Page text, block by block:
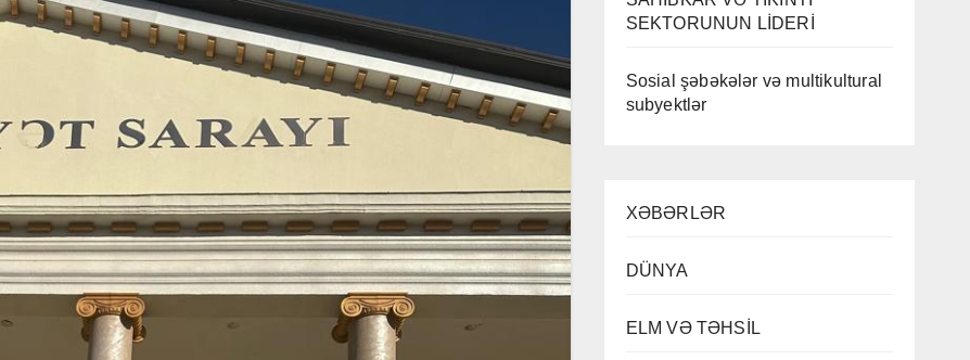
SEKTORUNUN LİDERİ
Sosial şəbəkələr və multikultural
subyektlər
XƏBƏRLƏR
DÜNYA
ELM VƏ TƏHSİL